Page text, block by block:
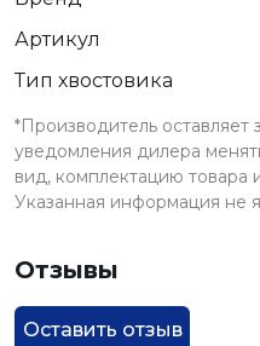
Артикул
Тип хвостовика
*Производитель оставляет
уведомления дилера
вид, комплектацию товара
Указанная информация не
Отзывы
Оставить отзыв